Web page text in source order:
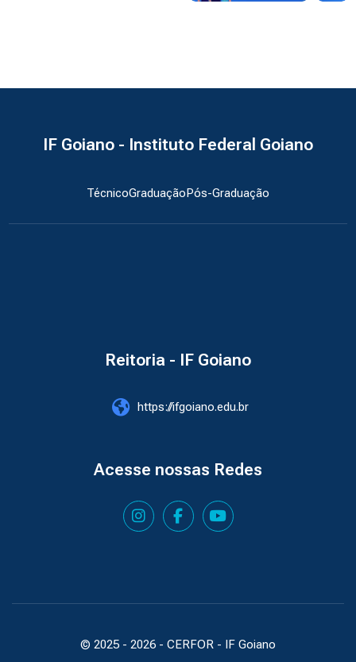
IF Goiano - Instituto Federal Goiano
TécnicoGraduaçãoPós-Graduação
Reitoria - IF Goiano
https://ifgoiano.edu.br
Acesse nossas Redes
© 2025 - 2026 - CERFOR - IF Goiano